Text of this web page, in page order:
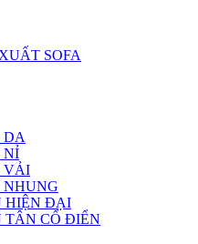
SOFA
DA
NỈ
VẢI
NHUNG
HIỆN ĐẠI
TÂN CỔ ĐIỂN